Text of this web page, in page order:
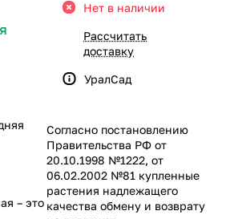
– это
Нет в наличии
Рассчитать
доставку
УралСад
Согласно постановлению
Правительства РФ от
20.10.1998 №1222, от
06.02.2002 №81 купленные
растения надлежащего
качества обмену и возврату